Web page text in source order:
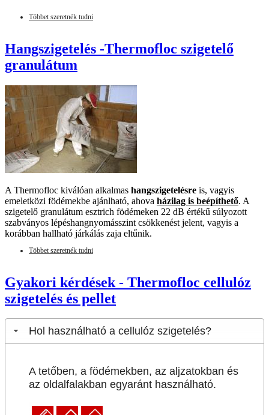
Többet szeretnék tudni
Hangszigetelés -Thermofloc szigetelő
granulátum
A Thermofloc kiválóan alkalmas hangszigetelésre is, vagyis
emeletközi födémekbe ajánlható, ahova házilag is beépíthető. A
szigetelő granulátum esztrich födémeken 22 dB értékű súlyozott
szabványos lépéshangnyomásszint csökkenést jelent, vagyis a
korábban hallható járkálás zaja eltűnik.
Többet szeretnék tudni
Gyakori kérdések - Thermofloc cellulóz
szigetelés és pellet
Hol használható a cellulóz szigetelés?
A tetőben, a födémekben, az aljzatokban és
az oldalfalakban egyaránt használható.